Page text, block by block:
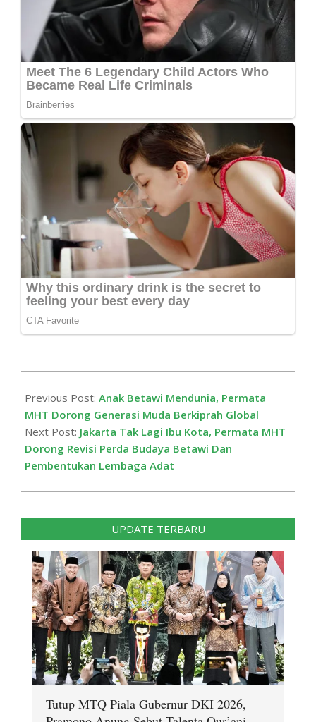
10-
26
Previous Post: Anak Betawi Mendunia, Permata
MHT Dorong Generasi Muda Berkiprah Global
Next Post: Jakarta Tak Lagi Ibu Kota, Permata MHT
Dorong Revisi Perda Budaya Betawi Dan
Pembentukan Lembaga Adat
UPDATE TERBARU
Tutup MTQ Piala Gubernur DKI 2026,